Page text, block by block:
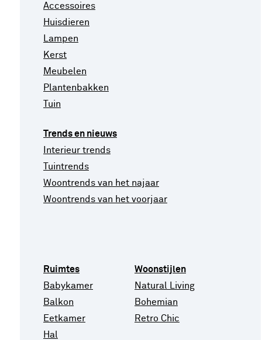
Accessoires
Huisdieren
Lampen
Kerst
Meubelen
Plantenbakken
Tuin
Trends en nieuws
Interieur trends
Tuintrends
Woontrends van het najaar
Woontrends van het voorjaar
Ruimtes
Babykamer
Balkon
Eetkamer
Hal
Woonstijlen
Natural Living
Bohemian
Retro Chic